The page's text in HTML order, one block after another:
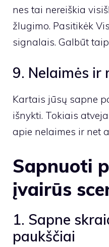
nes tai nereiškia
žlugimo. Pasitikėk
signalais. Galbūt
9. Nelaimės ir
Kartais jūsų sapne
išnykti. Tokiais
apie nelaimes ir net
Sapnuoti
įvairūs
1. Sapne
paukščiai